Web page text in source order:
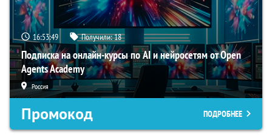
16:53:48 Получили:18
Подписка на онлайн-курсы по AI и нейросетям от Open
Agents Academy
Россия
Промокод ПОДРОБНЕЕ